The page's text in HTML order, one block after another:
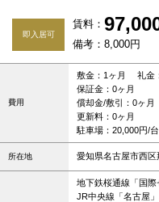
即入居可
賃料：
備考：8,000円
費用
敷金：1ヶ月 礼金
保証金：0ヶ月
償却金/敷引：0ヶ月
更新料：0ヶ月
駐車場：20,000円/台
所在地 愛知県名古屋市西
地下鉄桜通線「国
JR中央線「名古屋